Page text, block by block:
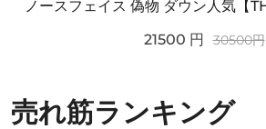
21500 円 30500円
売れ筋ランキング